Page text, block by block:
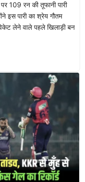
109 रन की तूफानी पारी
इस पारी का श्रेय गौतम
लेने वाले पहले खिलाड़ी बन